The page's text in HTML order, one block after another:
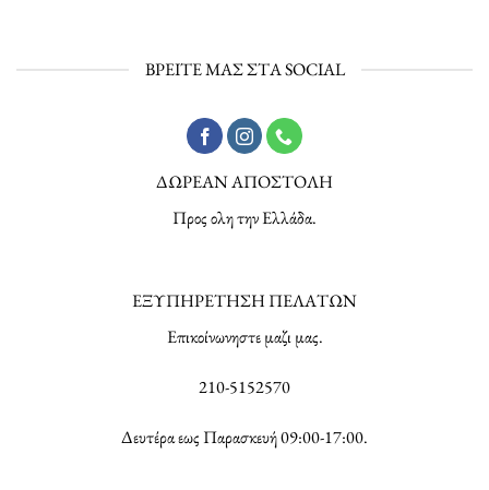
ΒΡΕΙΤΕ ΜΑΣ ΣΤΑ SOCIAL
ΔΩΡΕΑΝ ΑΠΟΣΤΟΛΗ
Προς ολη την Ελλάδα.
ΕΞΥΠΗΡΕΤΗΣΗ ΠΕΛΑΤΩΝ
Επικοίνωνηστε μαζι μας.
210-5152570
Δευτέρα εως Παρασκευή 09:00-17:00.